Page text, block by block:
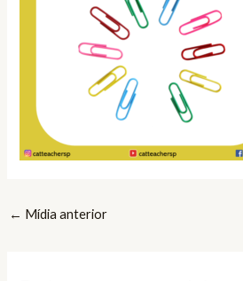
← Mídia anterior